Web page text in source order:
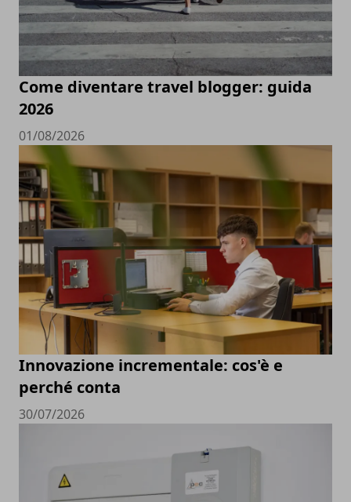
Come diventare travel blogger: guida
2026
01/08/2026
Innovazione incrementale: cos'è e
perché conta
30/07/2026